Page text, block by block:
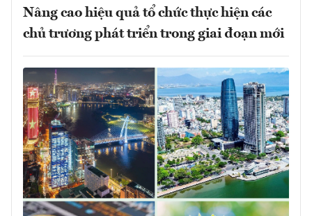
Nâng cao hiệu quả tổ chức thực hiện các
chủ trương phát triển trong giai đoạn mới